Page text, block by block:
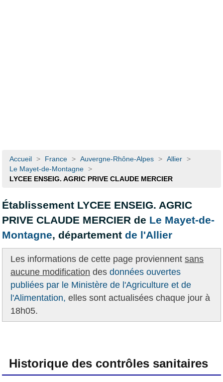
Accueil > France > Auvergne-Rhône-Alpes > Allier >
Le Mayet-de-Montagne >
LYCEE ENSEIG. AGRIC PRIVE CLAUDE MERCIER
Établissement LYCEE ENSEIG. AGRIC
PRIVE CLAUDE MERCIER de Le Mayet-de-
Montagne, départementde l'Allier
Les informations de cette page proviennentsans
aucune modification desdonnées ouvertes
publiées par le Ministère de l'Agriculture et de
l'Alimentation, elles sont actualisées chaque jour à
18h05.
Historique des contrôles sanitaires